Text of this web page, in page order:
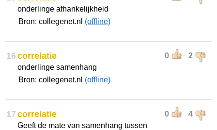
onderlinge afhankelijkheid
Bron: collegenet.nl (offline)
16 0 2
correlatie
onderlinge samenhang
Bron: collegenet.nl (offline)
17 0 4
correlatie
Geeft de mate van samenhang tussen